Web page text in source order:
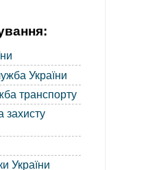
України
транспорту
захисту
України